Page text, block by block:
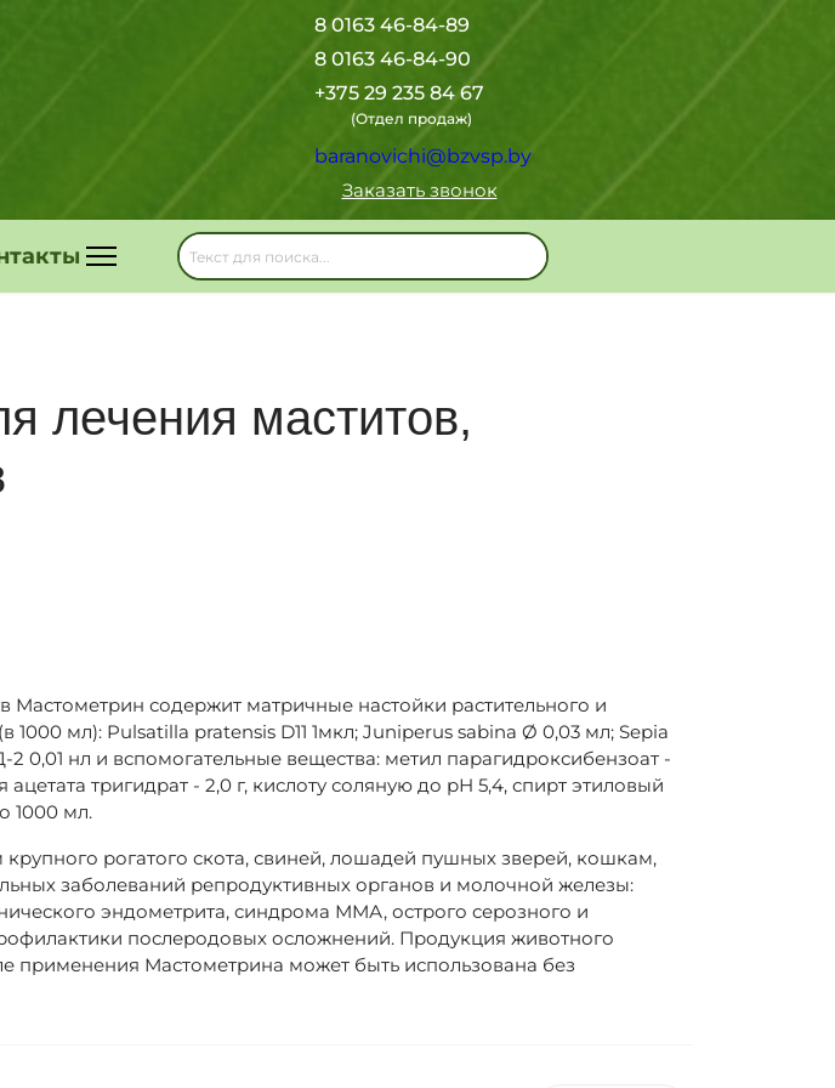
8 0163 46-84-89
8 0163 46-84-90
+375 29 235 84 67
(Отдел продаж)
baranovichi@bzvsp.by
Заказать звонок
лечения маститов,
Мастометрин содержит матричные настойки растительного и
1000 мл): Pulsatilla pratensis D11 1мкл; Juniperus sabina Ø 0,03 мл; Sepia
2 0,01 нл и вспомогательные вещества: метил парагидроксибензоат -
ацетата тригидрат - 2,0 г, кислоту соляную до рН 5,4, спирт этиловый
1000 мл.
рогатого скота, свиней, лошадей пушных зверей, кошкам,
заболеваний репродуктивных органов и молочной железы:
эндометрита, синдрома ММА, острого серозного и
послеродовых осложнений. Продукция животного
применения Мастометрина может быть использована без